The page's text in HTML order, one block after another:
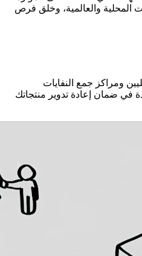
المحلية والعالمية، وخلق فرص
ومراكز جمع النفايات
في ضمان إعادة تدوير منتجاتك